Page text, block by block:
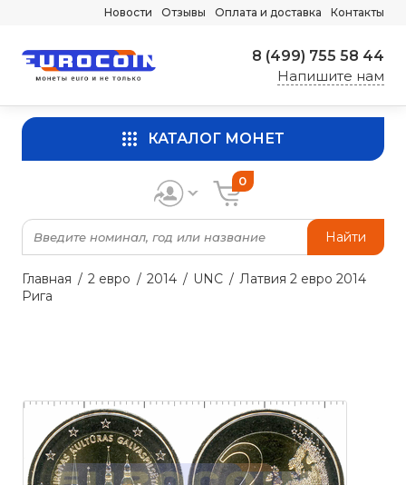
Новости Отзывы Оплата и доставка Контакты
8 (499) 755 58 44
Напишите нам
КАТАЛОГ МОНЕТ
Найти
0
Главная 2 евро 2014 UNC
Латвия 2 евро 2014
Рига